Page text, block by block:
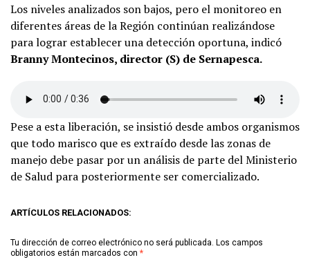
Los niveles analizados son bajos, pero el monitoreo en
diferentes áreas de la Región continúan realizándose
para lograr establecer una detección oportuna, indicó
Branny Montecinos, director (S) de Sernapesca.
Pese a esta liberación, se insistió desde ambos organismos
que todo marisco que es extraído desde las zonas de
manejo debe pasar por un análisis de parte del Ministerio
de Salud para posteriormente ser comercializado.
ARTÍCULOS RELACIONADOS:
Tu dirección de correo electrónico no será publicada. Los campos
obligatorios están marcados con *